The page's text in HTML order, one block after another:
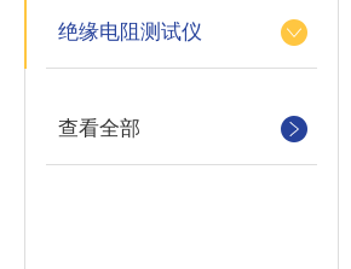
绝缘电阻测试仪
查看全部